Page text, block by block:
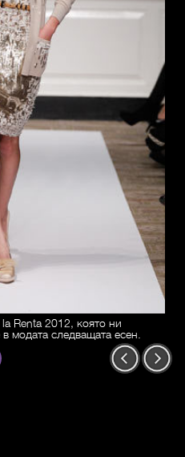
Renta 2012, която ни
модата следващата есен.